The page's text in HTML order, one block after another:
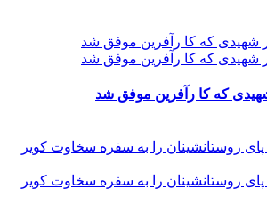
که کا رآفرین موفق شد